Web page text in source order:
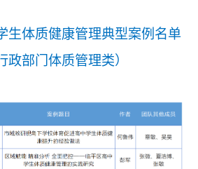
生体质健康管理典型案例名单
政部门体质管理类）